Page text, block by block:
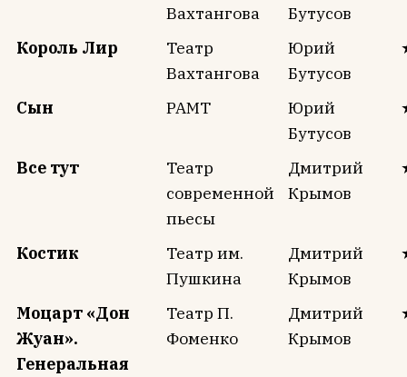
Вахтангова
Бутусов
Король Лир
Театр
Вахтангова
Юрий
Бутусов
Сын РАМТ
Юрий
Бутусов
Все тут
Театр
современной
пьесы
Дмитрий
Крымов
Костик
Театр им.
Пушкина
Дмитрий
Крымов
Моцарт «Дон
Жуан».
Генеральная
Театр П.
Фоменко
Дмитрий
Крымов